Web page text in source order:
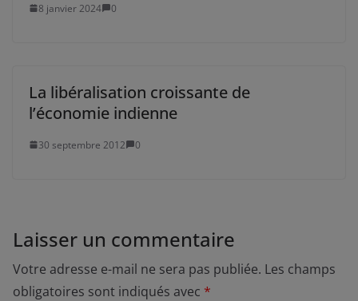
8 janvier 2024 0
La libéralisation croissante de
l’économie indienne
30 septembre 2012 0
Laisser un commentaire
Votre adresse e-mail ne sera pas publiée. Les champs
obligatoires sont indiqués avec *